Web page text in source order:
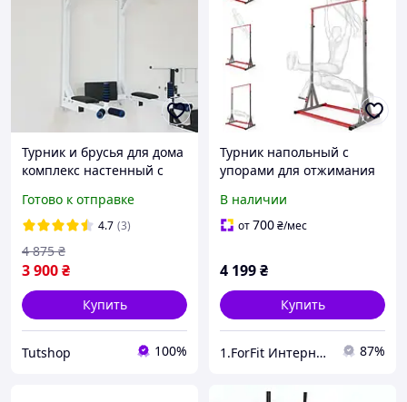
Турник и брусья для дома
комплекс настенный с
турником и прессом
турники и брусья, белый
Готово к отправке
4.7 (3)
3 900₴
4 875 ₴
Купить
Tutshop 100%
Турник напольный с
упорами для отжимания
для дома и спортзала с
нагрузкой до 160 кг
В наличии
от700₴/мес
4 199₴
Купить
1.ForFit Интернет-магазин спортивных товаров 87%